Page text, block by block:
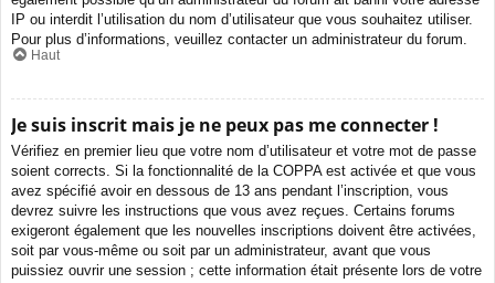
IP ou interdit l’utilisation du nom d’utilisateur que vous souhaitez utiliser.
Pour plus d’informations, veuillez contacter un administrateur du forum.
Haut
Je suis inscrit mais je ne peux pas me connecter !
Vérifiez en premier lieu que votre nom d’utilisateur et votre mot de passe
soient corrects. Si la fonctionnalité de la COPPA est activée et que vous
avez spécifié avoir en dessous de 13 ans pendant l’inscription, vous
devrez suivre les instructions que vous avez reçues. Certains forums
exigeront également que les nouvelles inscriptions doivent être activées,
soit par vous-même ou soit par un administrateur, avant que vous
puissiez ouvrir une session ; cette information était présente lors de votre